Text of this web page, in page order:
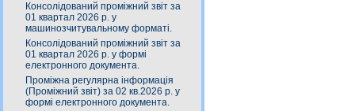
Консолідований проміжний звіт за
01 квартал 2026 р. у
машинозчитувальному форматі.
Консолідований проміжний звіт за
01 квартал 2026 р. у формі
електронного документа.
Проміжна регулярна інформація
(Проміжний звіт) за 02 кв.2026 р. у
формі електронного документа.